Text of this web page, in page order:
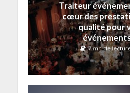
Traiteur
cœur des
qualité pour
7 mn de